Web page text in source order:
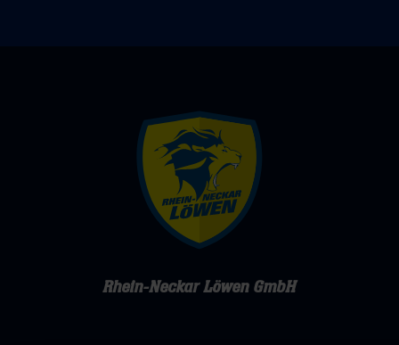
Rhein-Neckar Löwen GmbH